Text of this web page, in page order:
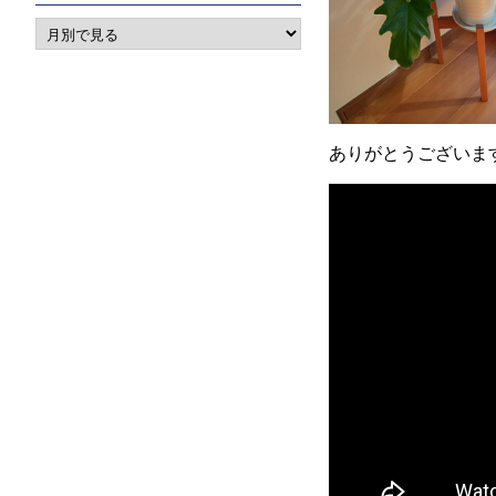
ありがとうございま